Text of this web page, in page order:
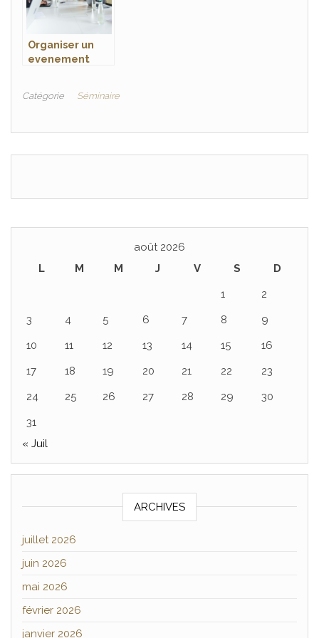
Organiser un
evenement
reussir la
salle de reunion
Catégorie Séminaire
août 2026
L
M M J V S
D
1
2
3
4 5 6 7 8
9
10
11 12 13 14 15
16
17
18 19 20 21 22
23
24
25 26 27 28 29
30
31
« Juil
ARCHIVES
juillet 2026
juin 2026
mai 2026
février 2026
janvier 2026